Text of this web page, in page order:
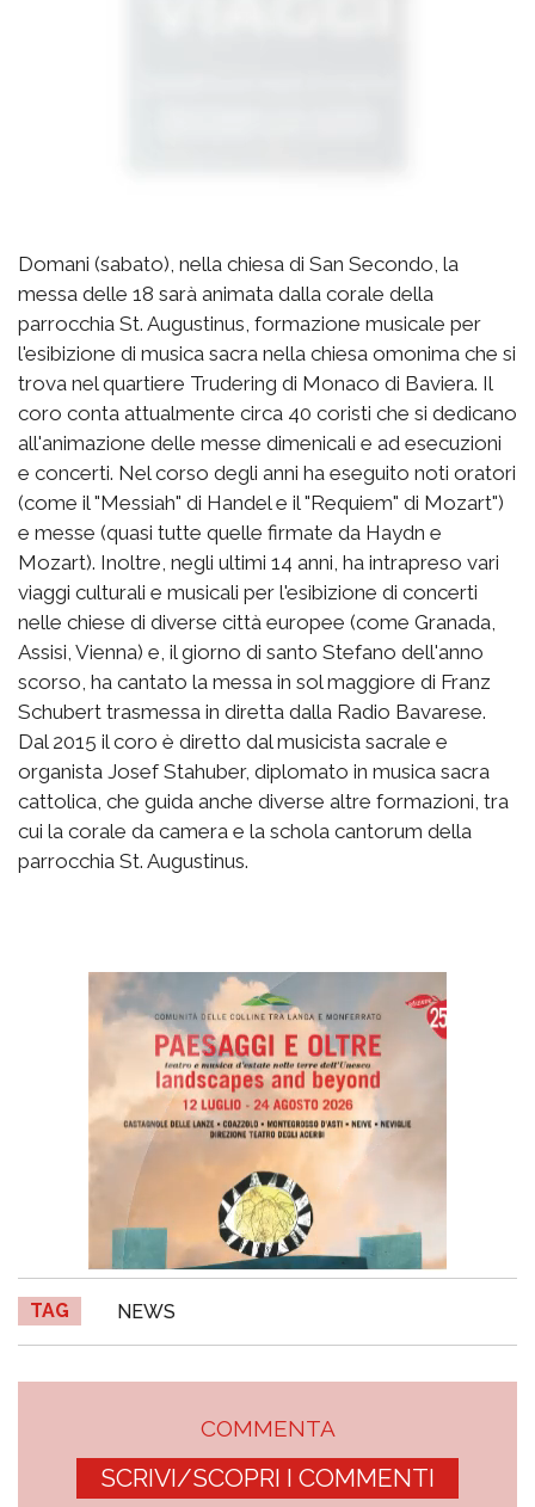
Domani (sabato), nella chiesa di San Secondo, la
messa delle 18 sarà animata dalla corale della
parrocchia St. Augustinus, formazione musicale per
l'esibizione di musica sacra nella chiesa omonima che si
trova nel quartiere Trudering di Monaco di Baviera. Il
coro conta attualmente circa 40 coristi che si dedicano
all'animazione delle messe dimenicali e ad esecuzioni
e concerti. Nel corso degli anni ha eseguito noti oratori
(come il "Messiah" di Handel e il "Requiem" di Mozart")
e messe (quasi tutte quelle firmate da Haydn e
Mozart). Inoltre, negli ultimi 14 anni, ha intrapreso vari
viaggi culturali e musicali per l'esibizione di concerti
nelle chiese di diverse città europee (come Granada,
Assisi, Vienna) e, il giorno di santo Stefano dell'anno
scorso, ha cantato la messa in sol maggiore di Franz
Schubert trasmessa in diretta dalla Radio Bavarese.
Dal 2015 il coro è diretto dal musicista sacrale e
organista Josef Stahuber, diplomato in musica sacra
cattolica, che guida anche diverse altre formazioni, tra
cui la corale da camera e la schola cantorum della
parrocchia St. Augustinus.
TAG NEWS
COMMENTA
SCRIVI/SCOPRI I COMMENTI